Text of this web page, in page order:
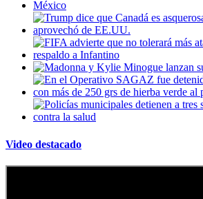
Video destacado